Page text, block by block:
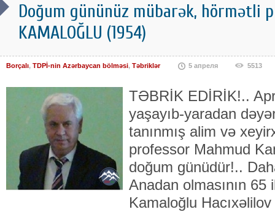
Doğum gününüz mübarək, hörmətli
KAMALOĞLU (1954)
Borçalı, TDPİ-nin Azərbaycan bölməsi, Təbriklər 5 апреля 5513
TƏBRİK EDİRİK!..
yaşayıb-yaradan
tanınmış alim və
professor Mahmud
doğum günüdür!..
Anadan olmasının
Kamaloğlu